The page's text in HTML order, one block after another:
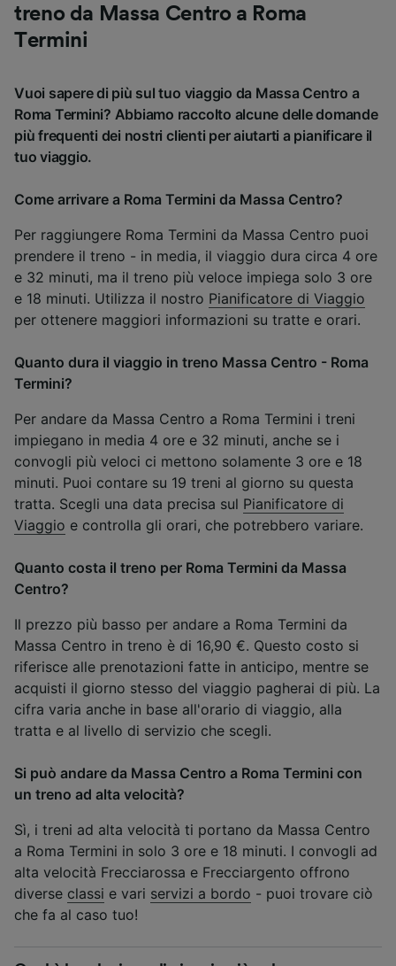
treno da Massa Centro a Roma
Termini
Vuoi sapere di più sul tuo viaggio da Massa Centro a
Roma Termini? Abbiamo raccolto alcune delle domande
più frequenti dei nostri clienti per aiutarti a pianificare il
tuo viaggio.
Come arrivare a Roma Termini da Massa Centro?
Per raggiungere Roma Termini da Massa Centro puoi
prendere il treno - in media, il viaggio dura circa 4 ore
e 32 minuti, ma il treno più veloce impiega solo 3 ore
e 18 minuti. Utilizza il nostro Pianificatore di Viaggio
per ottenere maggiori informazioni su tratte e orari.
Quanto dura il viaggio in treno Massa Centro - Roma
Termini?
Per andare da Massa Centro a Roma Termini i treni
impiegano in media 4 ore e 32 minuti, anche se i
convogli più veloci ci mettono solamente 3 ore e 18
minuti. Puoi contare su 19 treni al giorno su questa
tratta. Scegli una data precisa sul Pianificatore di
Viaggio e controlla gli orari, che potrebbero variare.
Quanto costa il treno per Roma Termini da Massa
Centro?
Il prezzo più basso per andare a Roma Termini da
Massa Centro in treno è di 16,90 €. Questo costo si
riferisce alle prenotazioni fatte in anticipo, mentre se
acquisti il giorno stesso del viaggio pagherai di più. La
cifra varia anche in base all'orario di viaggio, alla
tratta e al livello di servizio che scegli.
Si può andare da Massa Centro a Roma Termini con
un treno ad alta velocità?
Sì, i treni ad alta velocità ti portano da Massa Centro
a Roma Termini in solo 3 ore e 18 minuti. I convogli ad
alta velocità Frecciarossa e Frecciargento offrono
diverse classi e vari servizi a bordo - puoi trovare ciò
che fa al caso tuo!